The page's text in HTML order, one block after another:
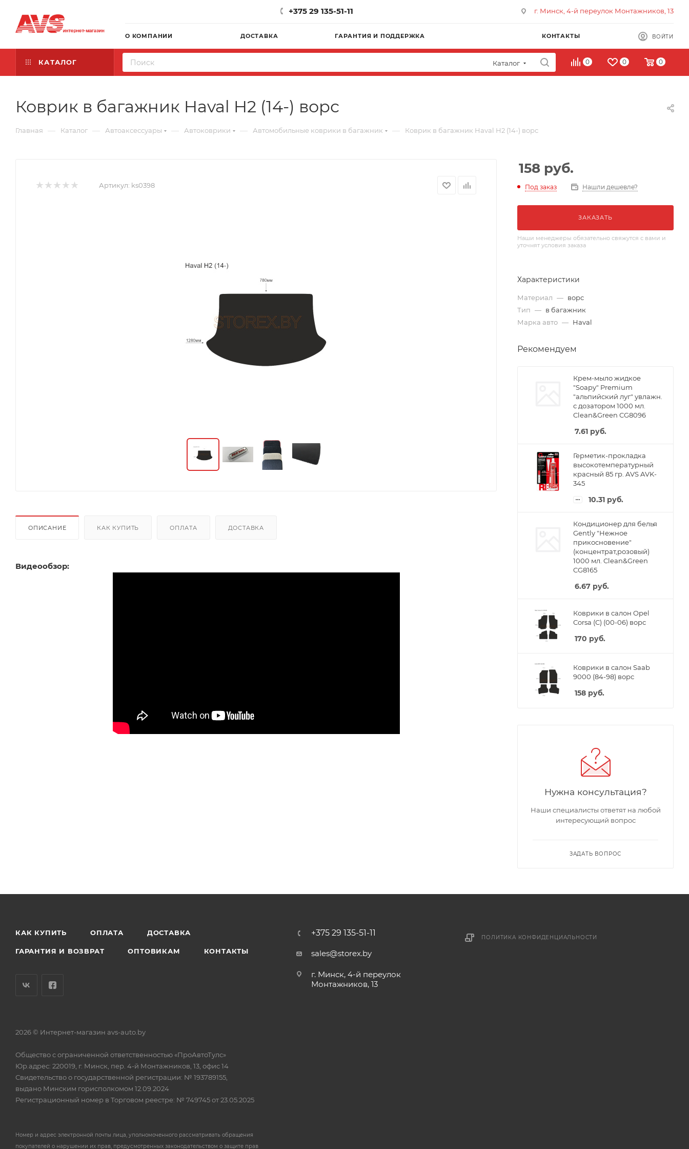
+375 29 135-51-11 г. Минск, 4-й переулок Монтажников, 13
О КОМПАНИИ ДОСТАВКА ГАРАНТИЯ И ПОДДЕРЖКА КОНТАКТЫ ВОЙТИ
КАТАЛОГ Каталог 0 0 0
Коврик в багажник Haval H2 (14-) ворс
Главная — Каталог — Автоаксессуары — Автоковрики — Автомобильные коврики в багажник — Коврик в багажник Haval H2 (14-) ворс
Артикул: ks0398
ОПИСАНИЕ КАК КУПИТЬ ОПЛАТА ДОСТАВКА
Видеообзор:
158 руб.
Под заказ Нашли дешевле?
ЗАКАЗАТЬ
Наши менеджеры обязательно свяжутся с вами и
уточнят условия заказа
Характеристики
Материал — ворс
Тип — в багажник
Марка авто — Haval
Рекомендуем
Крем-мыло жидкое
"Soapy" Premium
"альпийский луг" увлажн.
с дозатором 1000 мл.
Clean&Green CG8096
7.61 руб.
Герметик-прокладка
высокотемпературный
красный 85 гр. AVS AVK-
345
10.31 руб.
Кондиционер для белья
Gently "Нежное
прикосновение"
(концентрат,розовый)
1000 мл. Clean&Green
CG8165
6.67 руб.
Коврики в салон Opel
Corsa (C) (00-06) ворс
170 руб.
Коврики в салон Saab
9000 (84-98) ворс
158 руб.
Нужна консультация?
Наши специалисты ответят на любой
интересующий вопрос
ЗАДАТЬ ВОПРОС
КАК КУПИТЬ ОПЛАТА ДОСТАВКА
ГАРАНТИЯ И ВОЗВРАТ ОПТОВИКАМ КОНТАКТЫ
+375 29 135-51-11
sales@storex.by
г. Минск, 4-й переулок
Монтажников, 13
ПОЛИТИКА КОНФИДЕНЦИАЛЬНОСТИ
2026 © Интернет-магазин avs-auto.by
Общество с ограниченной ответственностью «ПроАвтоТулс»
Юр.адрес: 220019, г. Минск, пер. 4-й Монтажников, 13, офис 14
Свидетельство о государственной регистрации: № 193789155,
выдано Минским горисполкомом 12.09.2024
Регистрационный номер в Торговом реестре: № 749745 от 23.05.2025
Номер и адрес электронной почты лица, уполномоченного рассматривать обращения
покупателей о нарушении их прав, предусмотренных законодательством о защите прав